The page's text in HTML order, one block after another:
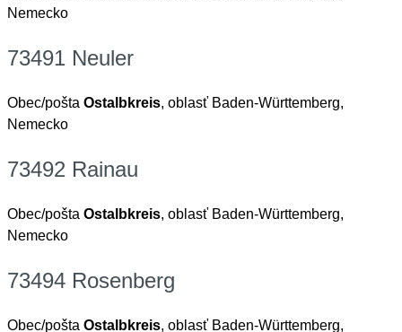
Nemecko
73491 Neuler
Obec/pošta Ostalbkreis, oblasť Baden-Württemberg,
Nemecko
73492 Rainau
Obec/pošta Ostalbkreis, oblasť Baden-Württemberg,
Nemecko
73494 Rosenberg
Obec/pošta Ostalbkreis, oblasť Baden-Württemberg,